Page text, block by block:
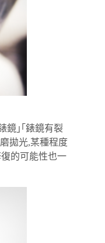
鏡｣｢錶鏡有裂
拋光,某種程度
的可能性也一